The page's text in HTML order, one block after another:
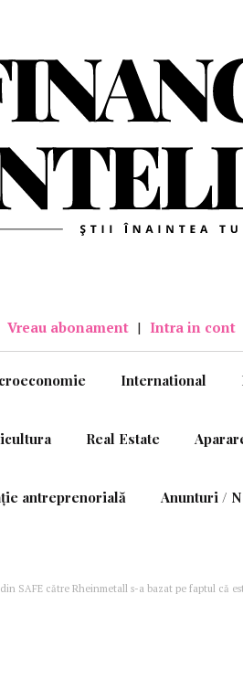
Vreau abonament | Intra in cont
International
Real Estate
antreprenorială Anunturi /
SAFE către Rheinmetall s-a bazat pe faptul că